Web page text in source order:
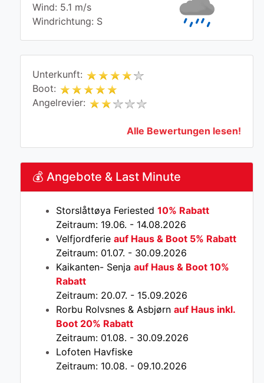
Wind: 5.1 m/s
Windrichtung: S
Unterkunft:
Boot:
Angelrevier:
Alle Bewertungen lesen!
💰 Angebote & Last Minute
Storslåttøya Feriested 10% Rabatt
Zeitraum: 19.06. - 14.08.2026
Velfjordferie auf Haus & Boot 5% Rabatt
Zeitraum: 01.07. - 30.09.2026
Kaikanten- Senja auf Haus & Boot 10%
Rabatt
Zeitraum: 20.07. - 15.09.2026
Rorbu Rolvsnes & Asbjørn auf Haus inkl.
Boot 20% Rabatt
Zeitraum: 01.08. - 30.09.2026
Lofoten Havfiske
Zeitraum: 10.08. - 09.10.2026